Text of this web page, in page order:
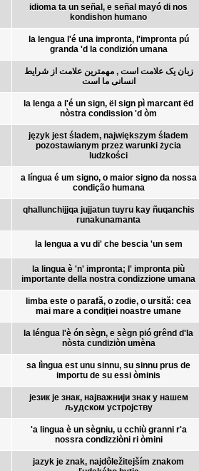
idioma ta un señal, e señal mayó di nos
kondishon humano
la lengua l'é una impronta, l'impronta pú
granda 'd la condizión umana
زبان يک علامت است , مهمترين علامت از شرايط
انسانی ما است
la lenga a l'é un sign, ël sign pì marcant ëd
nòstra condission 'd òm
język jest śladem, największym śladem
pozostawianym przez warunki życia
ludzkości
a língua é um signo, o maior signo da nossa
condição humana
qhallunchijjqa jujjatun tuyru kay ñuqanchis
runakunamanta
la lengua a vu di' che bescia 'un sem
la lingua è 'n' impronta; l' impronta più
importante della nostra condizzione umana
limba este o parafă, o zodie, o ursită: cea
mai mare a condiţiei noastre umane
la léngua l'è ón sègn, e sègn pió grênd d'la
nòsta cundiziòn umèna
sa lìngua est unu sinnu, su sinnu prus de
importu de su essi òminis
језик је знак, најважнији знак у нашем
људском устројству
'a lingua è un sègniu, u cchiù granni r'a
nossra condizziòni ri òmini
jazyk je znak, najdôležitejším znakom